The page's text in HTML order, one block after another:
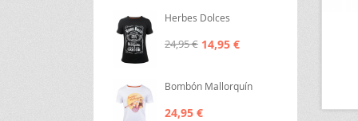
Herbes Dolces
24,95 € 14,95 €
Bombón Mallorquín
24,95 €